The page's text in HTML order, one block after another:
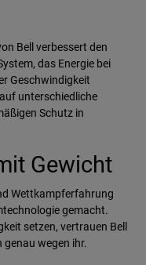
Bell verbessert den
das Energie bei
Geschwindigkeit
unterschiedliche
Schutz in
Gewicht
Wettkampferfahrung
gemacht.
setzen, vertrauen Bell
wegen ihr.